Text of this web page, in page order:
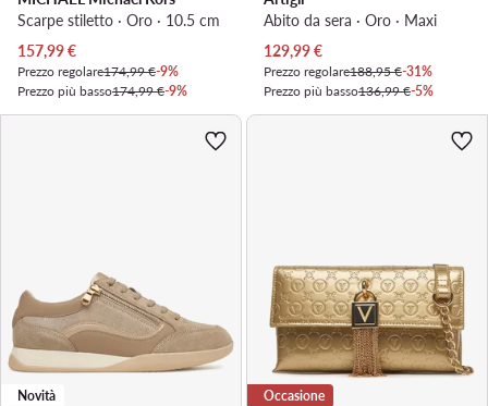
Scarpe stiletto · Oro · 10.5 cm
Prezzo attuale
157,99€
Prezzo regolare174,99 €-9%
Prezzo più basso174,99 €-9%
Abito da sera · Oro · Maxi
Prezzo attuale
129,99€
Prezzo regolare188,95 €-31%
Prezzo più basso136,99 €-5%
Novità Occasione